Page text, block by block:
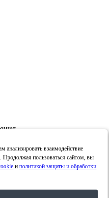
анализировать взаимодействие
Продолжая пользоваться сайтом, вы
иполитикой защиты и обработки